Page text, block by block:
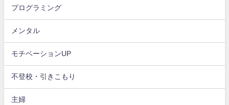
プログラミング
メンタル
モチベーションUP
不登校・引きこもり
主婦